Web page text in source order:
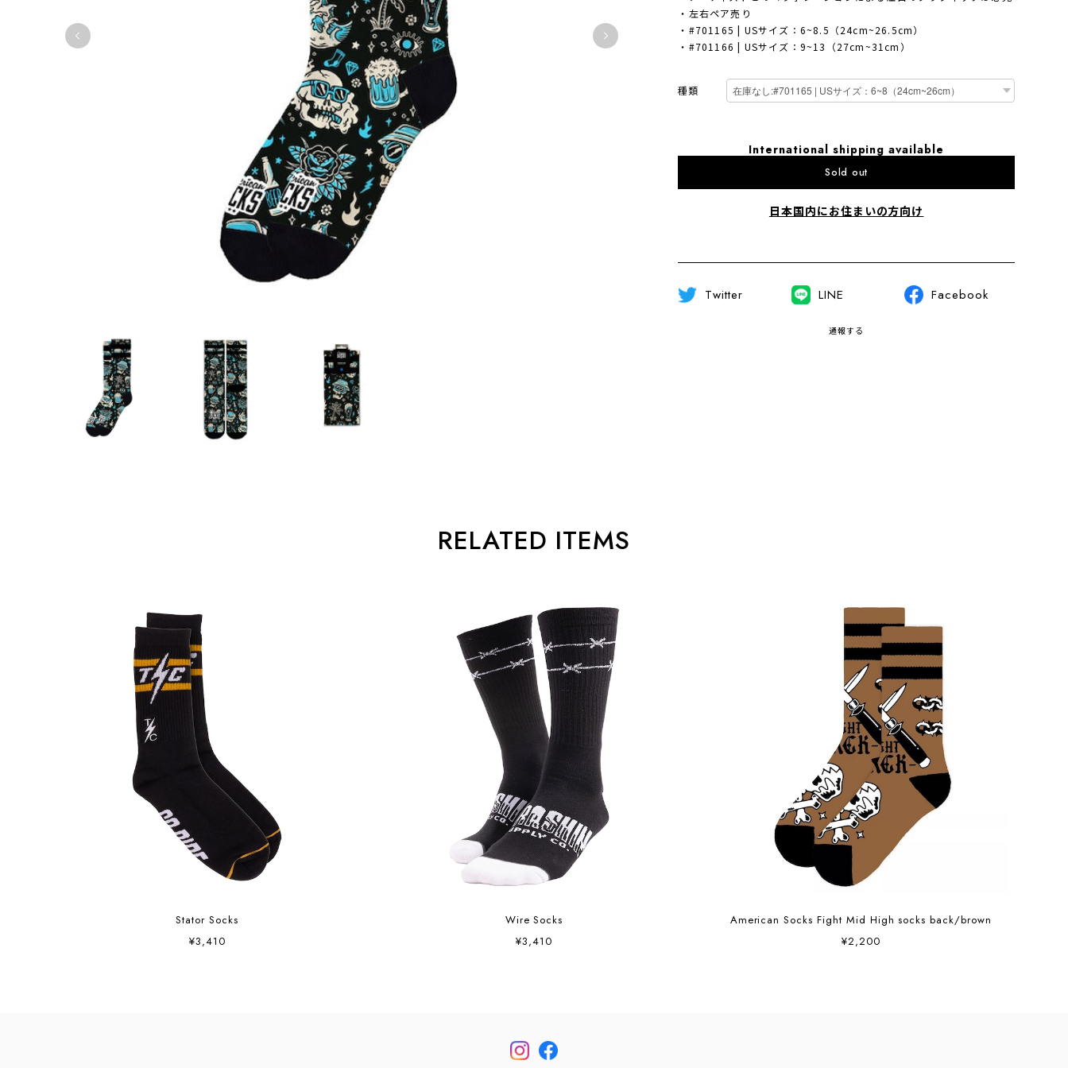
・左右ペア売り
・#701165 | USサイズ：6~8.5（24cm~26.5cm）
・#701166 | USサイズ：9~13（27cm~31cm）
種類
International shipping available
Sold out
日本国内にお住まいの方向け
Twitter LINE Facebook
通報する
RELATED ITEMS
Stator Socks
¥3,410
Wire Socks
¥3,410
American Socks Fight Mid High socks back/brown
¥2,200